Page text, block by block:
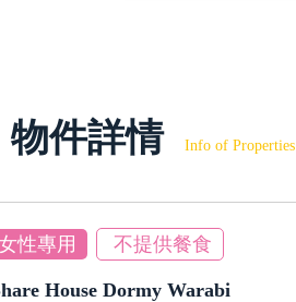
物件詳情 Info of Properties
性專用 不提供餐食
House Dormy Warabi